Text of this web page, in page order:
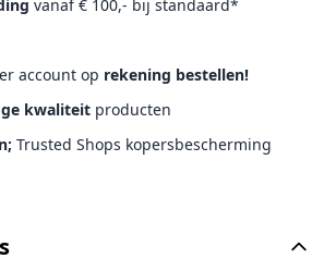
vanaf € 100,- bij standaard*
account op rekening bestellen!
kwaliteit producten
Trusted Shops kopersbescherming